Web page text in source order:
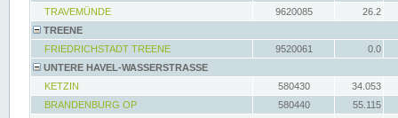
TRAVEMÜNDE
9620085
26.2
TREENE
FRIEDRICHSTADT TREENE
9520061
0.0
UNTERE HAVEL-WASSERSTRASSE
KETZIN
580430
34.053
BRANDENBURG OP
580440
55.115